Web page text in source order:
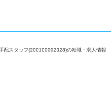
手配スタッフ(200100002328)の転職・求人情報